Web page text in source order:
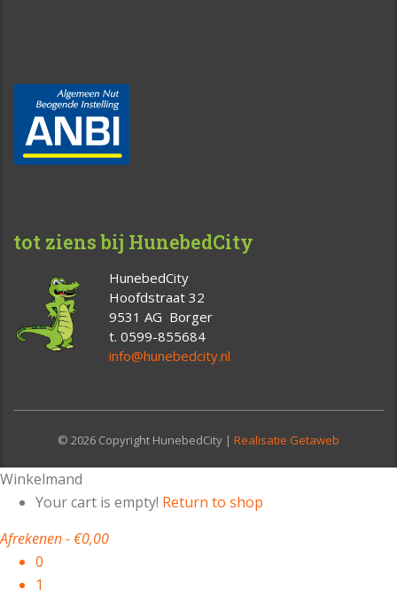
tot ziens bij HunebedCity
HunebedCity
Hoofdstraat 32
9531 AG Borger
t. 0599-855684
info@hunebedcity.nl
© 2026 Copyright HunebedCity | Realisatie Getaweb
Winkelmand
Your cart is empty! Return to shop
Afrekenen-€0,00
0
1